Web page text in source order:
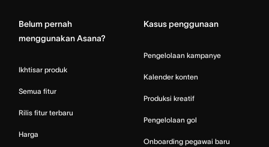
Belum pernah
menggunakan Asana?
Ikhtisar produk
Semua fitur
Rilis fitur terbaru
Harga
Kasus penggunaan
Pengelolaan kampanye
Kalender konten
Produksi kreatif
Pengelolaan gol
Onboarding pegawai baru